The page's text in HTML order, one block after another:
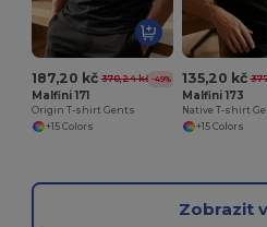
187,20 kč 370,24 kč -49%
Malfini 171
Origin T-shirt Gents
+15 Colors
135,20 kč
Malfini 173
Native T-shirt
+15 Colors
Zobrazit